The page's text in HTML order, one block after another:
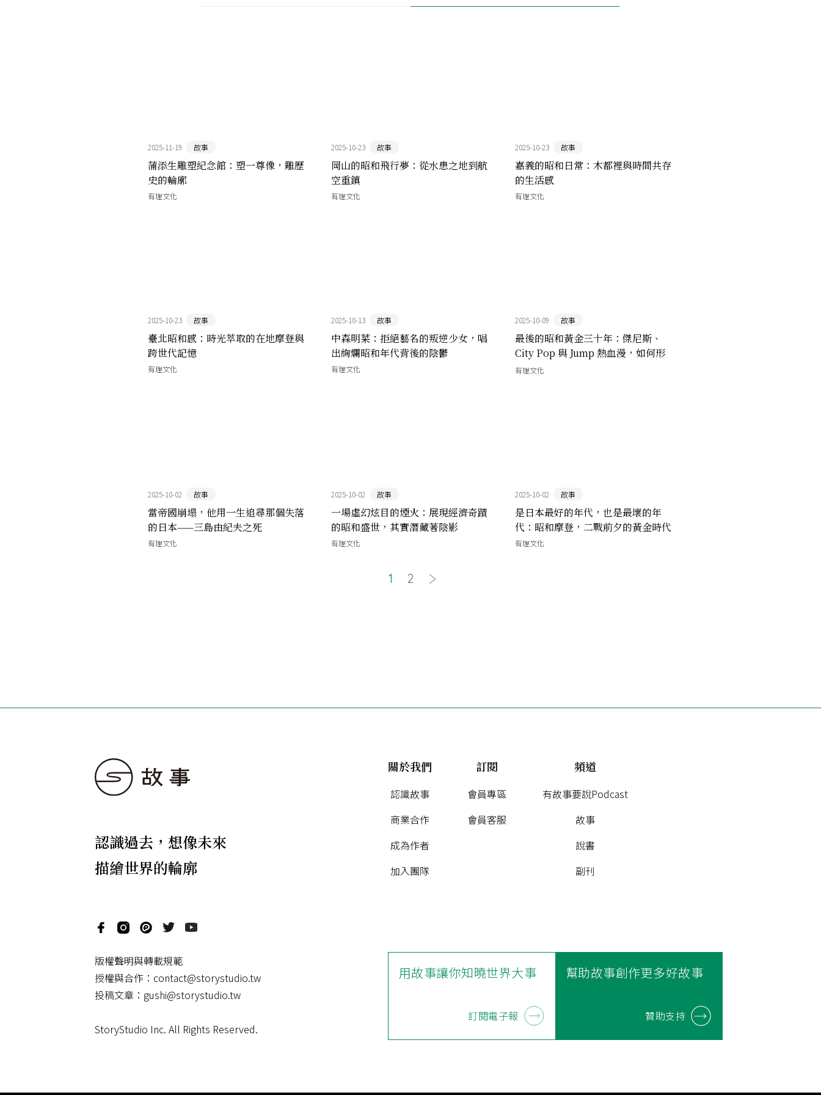
2025-11-19 故事
蒲添生雕塑紀念館：塑一尊像，雕歷
史的輪廓
有理文化
2025-10-23 故事
岡山的昭和飛行夢：從水患之地到航
空重鎮
有理文化
2025-10-23 故事
嘉義的昭和日常：木都裡與時間共存
的生活感
有理文化
2025-10-23 故事
臺北昭和感：時光萃取的在地摩登與
跨世代記憶
有理文化
2025-10-13 故事
中森明菜：拒絕藝名的叛逆少女，唱
出絢爛昭和年代背後的陰鬱
有理文化
2025-10-09 故事
最後的昭和黃金三十年：傑尼斯、
City Pop 與 Jump 熱血漫，如何形
塑亞洲流行文化？
有理文化
2025-10-02 故事
當帝國崩塌，他用一生追尋那個失落
的日本——三島由紀夫之死
有理文化
2025-10-02 故事
一場虛幻炫目的煙火：展現經濟奇蹟
的昭和盛世，其實潛藏著陰影
有理文化
2025-10-02 故事
是日本最好的年代，也是最壞的年
代：昭和摩登，二戰前夕的黃金時代
有理文化
1 2
認識過去，想像未來
描繪世界的輪廓
關於我們
認識故事
商業合作
成為作者
加入團隊
訂閱
會員專區
會員客服
頻道
有故事要說Podcast
故事
說書
副刊
版權聲明與轉載規範
授權與合作： contact@storystudio.tw
投稿文章： gushi@storystudio.tw
StoryStudio Inc. All Rights Reserved.
用故事讓你知曉世界大事
訂閱電子報
幫助故事創作更多好故事
贊助支持